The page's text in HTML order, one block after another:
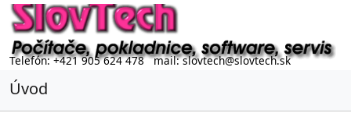
Telefón: +421 905 624 478 mail: slovtech@slovtech.sk
Úvod